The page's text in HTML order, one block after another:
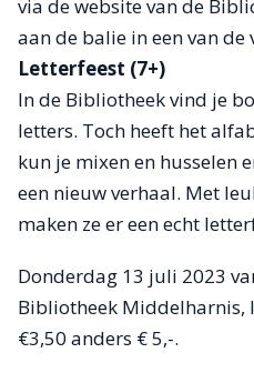
via de website van de
aan de balie in een van de
Letterfeest (7+)
In de Bibliotheek vind je
letters. Toch heeft het
kun je mixen en husselen
een nieuw verhaal. Met
maken ze er een echt
Donderdag 13 juli 2023
Bibliotheek
€3,50 anders € 5,-.